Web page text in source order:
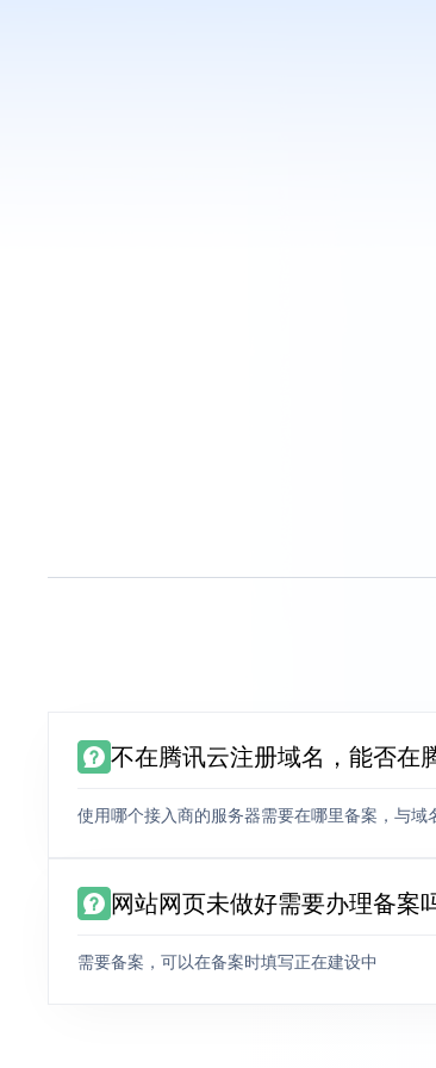
不在腾讯云注册域名，能否在
使用哪个接入商的服务器需要在哪里备案，与域
网站网页未做好需要办理备案
需要备案，可以在备案时填写正在建设中